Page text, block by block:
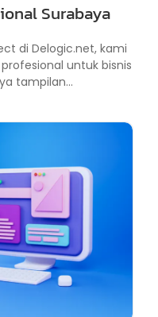
Surabaya
di Delogic.net, kami
untuk bisnis
tampilan...